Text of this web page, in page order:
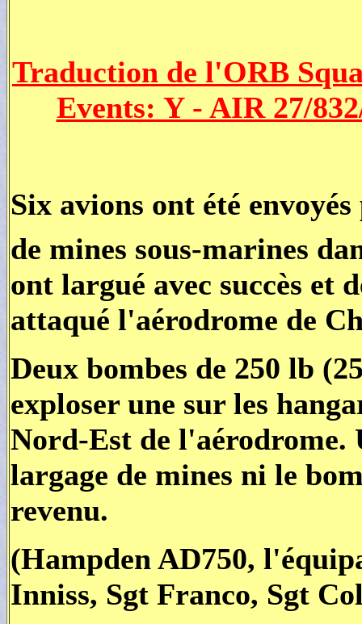
Traduction de l'ORB
Events: Y - AIR 27/
Six avions ont été
de mines sous-marines
ont largué avec succès et
attaqué l'aérodrome de
Deux bombes de 250 lb
exploser une sur les
Nord-Est de l'aérodrome.
largage de mines ni le
revenu.
(Hampden AD750,
Inniss, Sgt Franco, Sgt